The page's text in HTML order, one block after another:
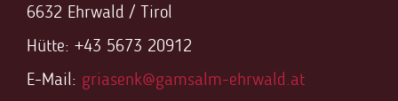
6632 Ehrwald / Tirol
Hütte: +43 5673 20912
E-Mail: griasenk@gamsalm-ehrwald.at